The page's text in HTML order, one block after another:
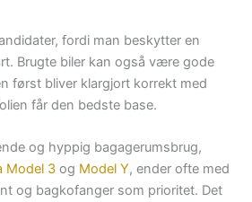
fordi man beskytter en
Brugte biler kan også være gode
først bliver klargjort korrekt med
får den bedste base.
og hyppig bagagerumsbrug,
Model 3 og Model Y, ender ofte med
og bagkofanger som prioritet. Det